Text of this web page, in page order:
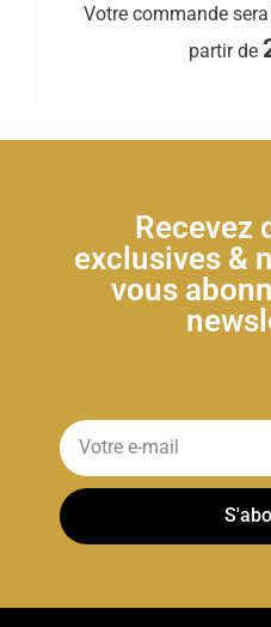
Votre commande sera
partir de
Recevez
exclusives &
vous